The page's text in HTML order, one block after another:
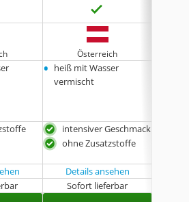
Österreich
• heiß mit Wasser
vermischt
intensiver Geschmack
ohne Zusatzstoffe
Details ansehen
Sofort lieferbar